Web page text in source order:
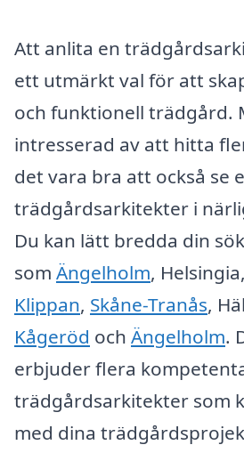
Att anlita en
ett utmärkt val för att
och funktionell trädgård.
intresserad av att hitta
det vara bra att också se
trädgårdsarkitekter i
Du kan lätt bredda din
som Ängelholm, Helsingia,
Klippan, Skåne-Tranås,
Kågeröd och Ängelholm.
erbjuder flera
trädgårdsarkitekter som
med dina